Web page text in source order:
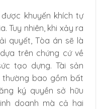
khuyến khích tự
Tuy nhiên, khi xảy ra
quyết, Tòa án sẽ là
trên chứng cứ về
tạo dựng. Tài sản
bao gồm bất
ký quyền sở hữu
doanh mà cả hai